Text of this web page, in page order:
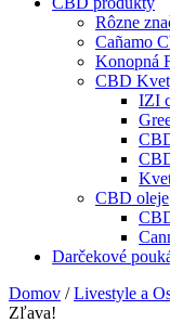
Rôzne
Cañamo
Konopná
CBD
IZI
CBD oleje
Darčekové
Domov /Livestyle a
Zľava!